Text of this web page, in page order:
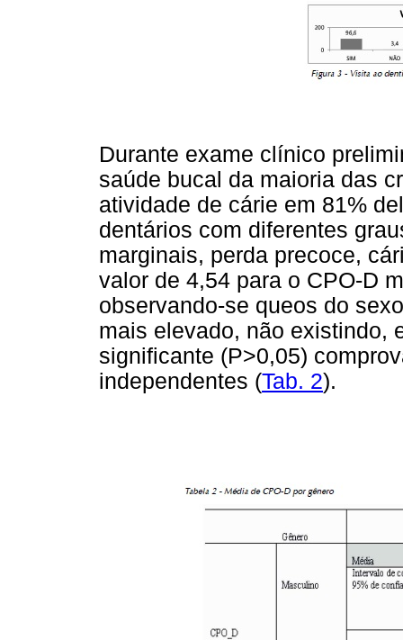
Durante exame clínico
saúde bucal da maioria das
atividade de cárie em 81%
dentários com diferentes
marginais, perda precoce,
valor de 4,54 para o CPO-D
observando-se queos do
mais elevado, não existindo,
significante (P>0,05)
independentes (Tab. 2).